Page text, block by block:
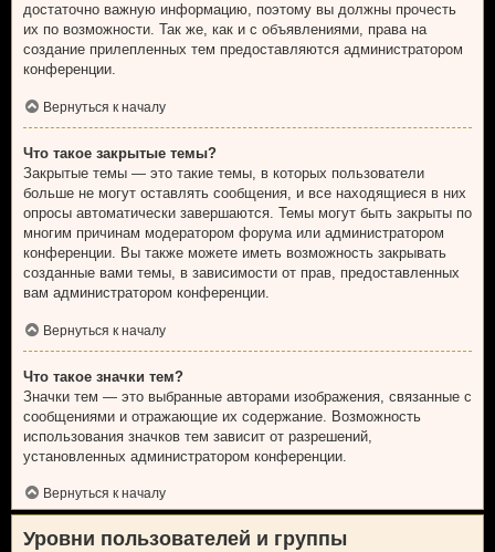
достаточно важную информацию, поэтому вы должны прочесть
их по возможности. Так же, как и с объявлениями, права на
создание прилепленных тем предоставляются администратором
конференции.
Вернуться к началу
Что такое закрытые темы?
Закрытые темы — это такие темы, в которых пользователи
больше не могут оставлять сообщения, и все находящиеся в них
опросы автоматически завершаются. Темы могут быть закрыты по
многим причинам модератором форума или администратором
конференции. Вы также можете иметь возможность закрывать
созданные вами темы, в зависимости от прав, предоставленных
вам администратором конференции.
Вернуться к началу
Что такое значки тем?
Значки тем — это выбранные авторами изображения, связанные с
сообщениями и отражающие их содержание. Возможность
использования значков тем зависит от разрешений,
установленных администратором конференции.
Вернуться к началу
Уровни пользователей и группы